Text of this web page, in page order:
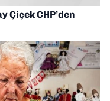
Çiçek CHP’den